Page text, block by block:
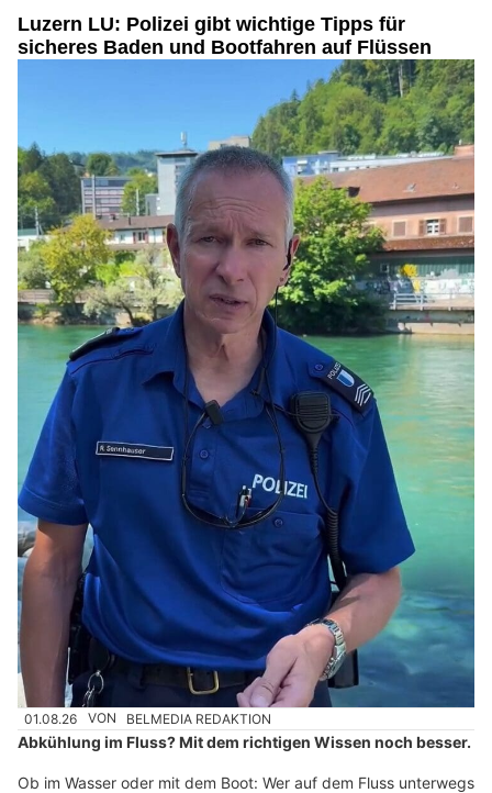
Luzern LU: Polizei gibt wichtige Tipps für
sicheres Baden und Bootfahren auf Flüssen
01.08.26 VON BELMEDIA REDAKTION
Abkühlung im Fluss? Mit dem richtigen Wissen noch besser.
Ob im Wasser oder mit dem Boot: Wer auf dem Fluss unterwegs